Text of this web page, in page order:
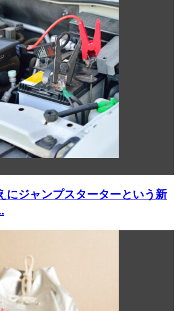
にジャンプスターターという新